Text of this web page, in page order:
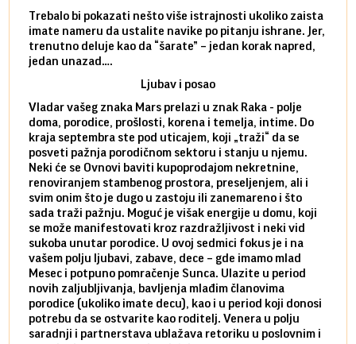
Trebalo bi pokazati nešto više istrajnosti ukoliko zaista
imate nameru da ustalite navike po pitanju ishrane. Jer,
trenutno deluje kao da “šarate” – jedan korak napred,
jedan unazad….
Ljubav i posao
Vladar vašeg znaka Mars prelazi u znak Raka - polje
doma, porodice, prošlosti, korena i temelja, intime. Do
kraja septembra ste pod uticajem, koji „traži“ da se
posveti pažnja porodičnom sektoru i stanju u njemu.
Neki će se Ovnovi baviti kupoprodajom nekretnine,
renoviranjem stambenog prostora, preseljenjem, ali i
svim onim što je dugo u zastoju ili zanemareno i što
sada traži pažnju. Moguć je višak energije u domu, koji
se može manifestovati kroz razdražljivost i neki vid
sukoba unutar porodice. U ovoj sedmici fokus je i na
vašem polju ljubavi, zabave, dece – gde imamo mlad
Mesec i potpuno pomračenje Sunca. Ulazite u period
novih zaljubljivanja, bavljenja mlađim članovima
porodice (ukoliko imate decu), kao i u period koji donosi
potrebu da se ostvarite kao roditelj. Venera u polju
saradnji i partnerstava ublažava retoriku u poslovnim i